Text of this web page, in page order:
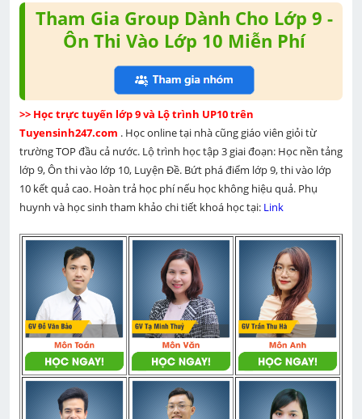
Tham Gia Group Dành Cho Lớp 9 -
Ôn Thi Vào Lớp 10 Miễn Phí
>> Học trực tuyến lớp 9 và Lộ trình UP10 trên
Tuyensinh247.com . Học online tại nhà cũng giáo viên giỏi từ
trường TOP đầu cả nước. Lộ trình học tập 3 giai đoạn: Học nền tảng
lớp 9, Ôn thi vào lớp 10, Luyện Đề. Bứt phá điểm lớp 9, thi vào lớp
10 kết quả cao. Hoàn trả học phí nếu học không hiệu quả. Phụ
huynh và học sinh tham khảo chi tiết khoá học tại: Link